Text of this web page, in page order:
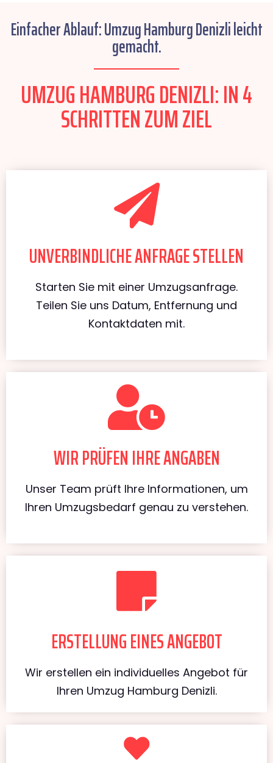
Einfacher Ablauf: Umzug Hamburg Denizli leicht
gemacht.
UMZUG HAMBURG DENIZLI: IN 4
SCHRITTEN ZUM ZIEL
UNVERBINDLICHE ANFRAGE STELLEN
Starten Sie mit einer Umzugsanfrage.
Teilen Sie uns Datum, Entfernung und
Kontaktdaten mit.
WIR PRÜFEN IHRE ANGABEN
Unser Team prüft Ihre Informationen, um
Ihren Umzugsbedarf genau zu verstehen.
ERSTELLUNG EINES ANGEBOT
Wir erstellen ein individuelles Angebot für
Ihren Umzug Hamburg Denizli.